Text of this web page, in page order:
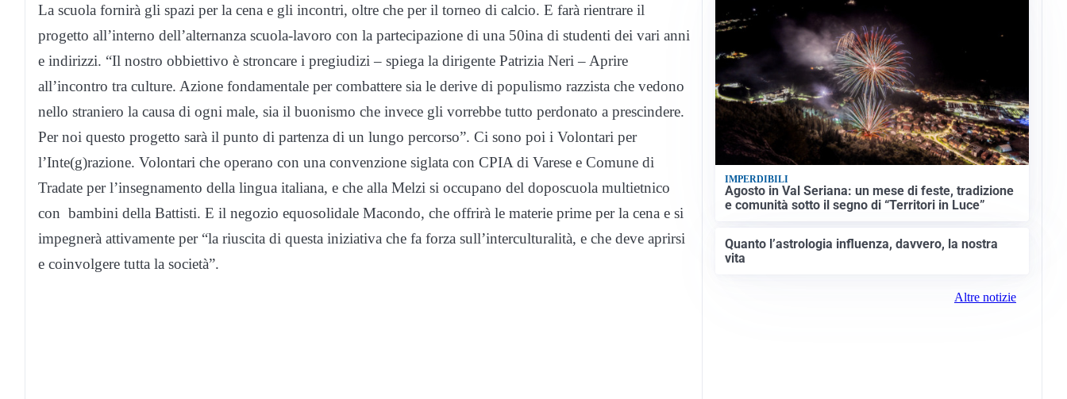
La scuola fornirà gli spazi per la cena e gli incontri, oltre che per il torneo di calcio. E farà rientrare il
progetto all’interno dell’alternanza scuola-lavoro con la partecipazione di una 50ina di studenti dei vari anni
e indirizzi. “Il nostro obbiettivo è stroncare i pregiudizi – spiega la dirigente Patrizia Neri – Aprire
all’incontro tra culture. Azione fondamentale per combattere sia le derive di populismo razzista che vedono
nello straniero la causa di ogni male, sia il buonismo che invece gli vorrebbe tutto perdonato a prescindere.
Per noi questo progetto sarà il punto di partenza di un lungo percorso”. Ci sono poi i Volontari per
l’Inte(g)razione. Volontari che operano con una convenzione siglata con CPIA di Varese e Comune di
Tradate per l’insegnamento della lingua italiana, e che alla Melzi si occupano del doposcuola multietnico
con bambini della Battisti. E il negozio equosolidale Macondo, che offrirà le materie prime per la cena e si
impegnerà attivamente per “la riuscita di questa iniziativa che fa forza sull’interculturalità, e che deve aprirsi
e coinvolgere tutta la società”.
IMPERDIBILI
Agosto in Val Seriana: un mese di feste, tradizione
e comunità sotto il segno di “Territori in Luce”
Quanto l’astrologia influenza, davvero, la nostra
vita
Altre notizie